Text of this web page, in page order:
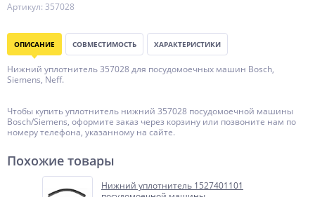
Артикул: 357028
ОПИСАНИЕ СОВМЕСТИМОСТЬ ХАРАКТЕРИСТИКИ
Нижний уплотнитель 357028 для посудомоечных машин Bosch,
Siemens, Neff.
Чтобы купить уплотнитель нижний 357028 посудомоечной машины
Bosch/Siemens, оформите заказ через корзину или позвоните нам по
номеру телефона, указанному на сайте.
Похожие товары
Нижний уплотнитель 1527401101